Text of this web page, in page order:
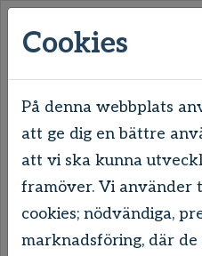
Hem
Söder
Cookies
På denna webbplats
att ge dig en bättre
att vi ska kunna
framöver. Vi använder
cookies; nödvändiga,
marknadsföring, där